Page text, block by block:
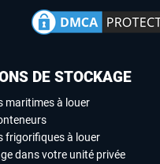
DE STOCKAGE
maritimes à louer
frigorifiques à louer
dans votre unité privée